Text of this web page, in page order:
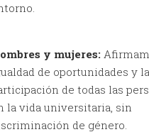
y mujeres:
de oportunidades y
de todas las
la vida universitaria, sin
de género.